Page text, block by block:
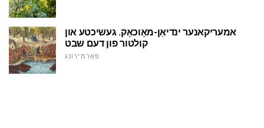
אמעריקאנער ינדיאַן-מאָוכאָק. געשיכטע און
קולטור פון דעם שבט
פאָרמירונג